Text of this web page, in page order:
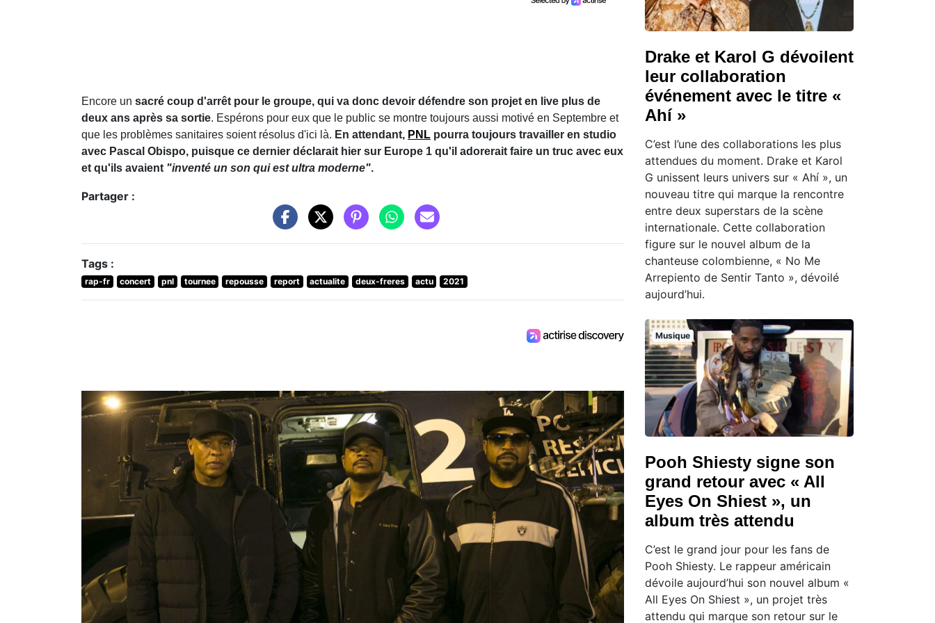
Encore un sacré coup d'arrêt pour le groupe, qui va donc devoir défendre son projet en live plus de
deux ans après sa sortie. Espérons pour eux que le public se montre toujours aussi motivé en Septembre et
que les problèmes sanitaires soient résolus d'ici là. En attendant, PNL pourra toujours travailler en studio
avec Pascal Obispo, puisque ce dernier déclarait hier sur Europe 1 qu'il adorerait faire un truc avec eux
et qu'ils avaient "inventé un son qui est ultra moderne".
Partager :
Tags :
rap-fr concert pnl tournee repousse report actualite deux-freres actu 2021
Drake et Karol G dévoilent
leur collaboration
événement avec le titre «
Ahí »
C’est l’une des collaborations les plus
attendues du moment. Drake et Karol
G unissent leurs univers sur « Ahí », un
nouveau titre qui marque la rencontre
entre deux superstars de la scène
internationale. Cette collaboration
figure sur le nouvel album de la
chanteuse colombienne, « No Me
Arrepiento de Sentir Tanto », dévoilé
aujourd’hui.
Musique
Pooh Shiesty signe son
grand retour avec « All
Eyes On Shiest », un
album très attendu
C’est le grand jour pour les fans de
Pooh Shiesty. Le rappeur américain
dévoile aujourd’hui son nouvel album «
All Eyes On Shiest », un projet très
attendu qui marque son retour sur le